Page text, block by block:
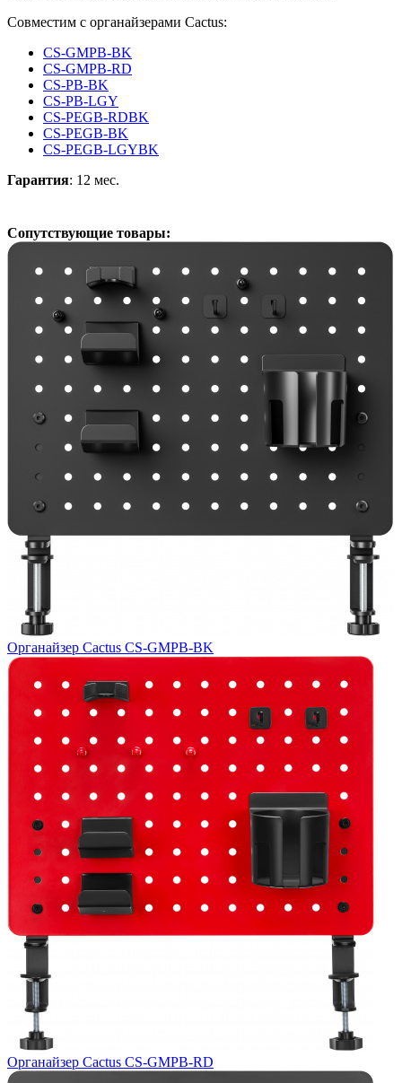
Совместим с органайзерами Cactus:
CS-GMPB-BK
CS-GMPB-RD
CS-PB-BK
CS-PB-LGY
CS-PEGB-RDBK
CS-PEGB-BK
CS-PEGB-LGYBK
Гарантия: 12 мес.
Сопутствующие товары:
Органайзер Cactus CS-GMPB-BK
Органайзер Cactus CS-GMPB-RD